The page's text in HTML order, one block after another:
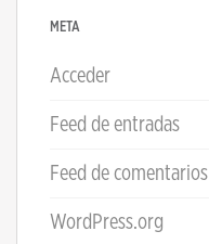
META
Acceder
Feed de entradas
Feed de comentarios
WordPress.org